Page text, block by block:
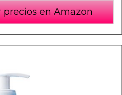
precios en Amazon